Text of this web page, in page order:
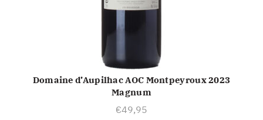
TOEVOEGEN AAN WINKELWAGEN
Domaine d’Aupilhac AOC Montpeyroux 2023
Magnum
€49,95